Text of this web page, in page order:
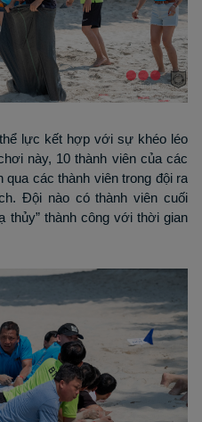
lực kết hợp với sự khéo léo
này, 10 thành viên của các
các thành viên trong đội ra
Đội nào có thành viên cuối
thủy” thành công với thời gian